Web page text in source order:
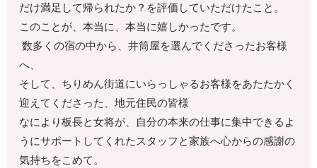
だけ満足して帰られたか？を評価していただけたこと。
このことが、本当に、本当に嬉しかったです。
数多くの宿の中から、井筒屋を選んでくださったお客様
へ、
そして、ちりめん街道にいらっしゃるお客様をあたたかく
迎えてくださった、地元住民の皆様
なにより板長と女将が、自分の本来の仕事に集中できるよ
うにサポートしてくれたスタッフと家族へ心からの感謝の
気持ちをこめて。